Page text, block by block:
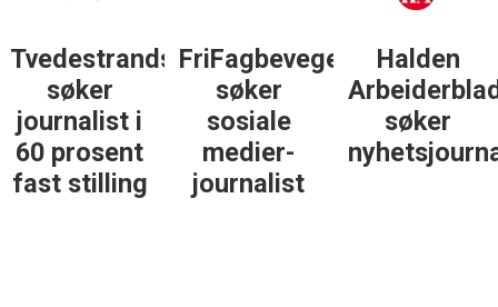
Tvedestrandsposten
søker
journalist i
60 prosent
fast stilling
FriFagbevegelse
søker
sosiale
medier-
journalist
Halden
søker